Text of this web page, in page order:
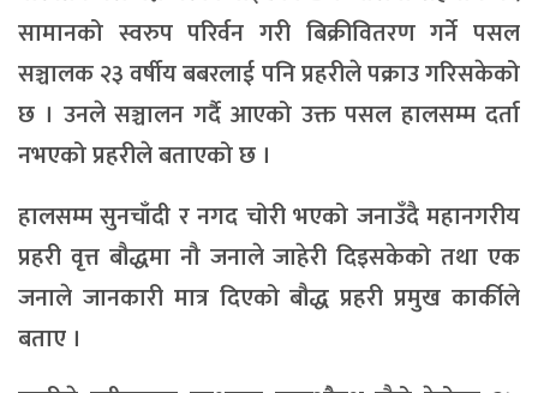
सामानको स्वरुप परिर्वन गरी बिक्रीवितरण गर्ने पसल
सञ्चालक २३ वर्षीय बबरलाई पनि प्रहरीले पक्राउ गरिसकेको
छ । उनले सञ्चालन गर्दै आएको उक्त पसल हालसम्म दर्ता
नभएको प्रहरीले बताएको छ ।
हालसम्म सुनचाँदी र नगद चोरी भएको जनाउँदै महानगरीय
प्रहरी वृत्त बौद्धमा नौ जनाले जाहेरी दिइसकेको तथा एक
जनाले जानकारी मात्र दिएको बौद्ध प्रहरी प्रमुख कार्कीले
बताए ।